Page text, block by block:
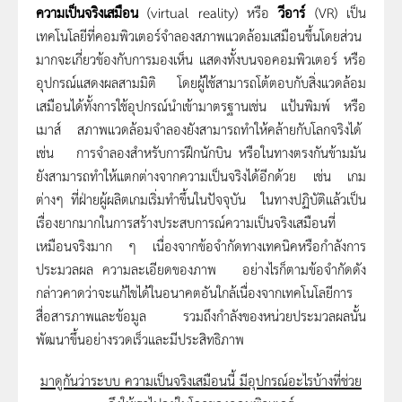
ความเป็นจริงเสมือน(virtual reality) หรือวีอาร์(VR) เป็น
เทคโนโลยีที่คอมพิวเตอร์จำลองสภาพแวดล้อมเสมือนขึ้นโดยส่วน
มากจะเกี่ยวข้องกับการมองเห็น แสดงทั้งบนจอคอมพิวเตอร์ หรือ
อุปกรณ์แสดงผลสามมิติ โดยผู้ใช้สามารถโต้ตอบกับสิ่งแวดล้อม
เสมือนได้ทั้งการใช้อุปกรณ์นำเข้ามาตรฐานเช่น แป้นพิมพ์ หรือ
เมาส์ สภาพแวดล้อมจำลองยังสามารถทำให้คล้ายกับโลกจริงได้
เช่น การจำลองสำหรับการฝึกนักบิน หรือในทางตรงกันข้ามมัน
ยังสามารถทำให้แตกต่างจากความเป็นจริงได้อีกด้วย เช่น เกม
ต่างๆ ที่ฝ่ายผู้ผลิตเกมเริ่มทำขึ้นในปัจจุบัน ในทางปฏิบัติแล้วเป็น
เรื่องยากมากในการสร้างประสบการณ์ความเป็นจริงเสมือนที่
เหมือนจริงมาก ๆ เนื่องจากข้อจำกัดทางเทคนิคหรือกำลังการ
ประมวลผล ความละเอียดของภาพ อย่างไรก็ตามข้อจำกัดดัง
กล่าวคาดว่าจะแก้ไขได้ในอนาคตอันใกล้เนื่องจากเทคโนโลยีการ
สื่อสารภาพและข้อมูล รวมถึงกำลังของหน่วยประมวลผลนั้น
พัฒนาขึ้นอย่างรวดเร็วและมีประสิทธิภาพ
มาดูกันว่าระบบ ความเป็นจริงเสมือนนี้ มีอุปกรณ์อะไรบ้างที่ช่วย